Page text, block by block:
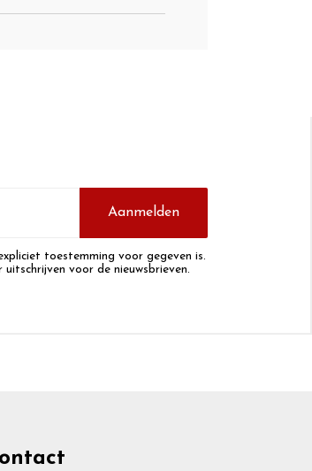
Aanmelden
toestemming voor gegeven is.
uitschrijven voor de nieuwsbrieven.